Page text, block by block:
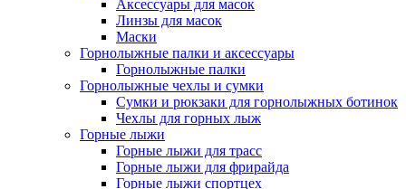
Аксессуары для масок
Линзы для масок
Маски
Горнолыжные палки и аксессуары
Горнолыжные палки
Горнолыжные чехлы и сумки
Сумки и рюкзаки для горнолыжных ботинок
Чехлы для горных лыж
Горные лыжи
Горные лыжи для трасс
Горные лыжи для фрирайда
Горные лыжи спортцех